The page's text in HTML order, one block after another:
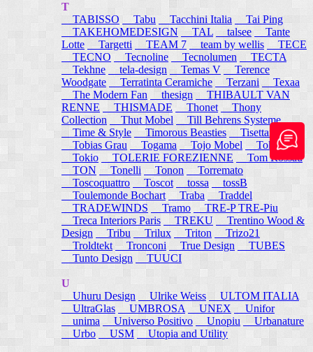
T
TABISSO
Tabu Tacchini Italia
Tai Ping
TAKEHOMEDESIGN
TAL talsee
Tante
Lotte
Targetti TEAM 7 team by wellis
TECE
TECNO
Tecnoline Tecnolumen
TECTA
Tekhne
tela-design Temas V
Terence
Woodgate
Terratinta Ceramiche Terzani
Texaa
The Modern Fan
thesign
THIBAULT VAN
RENNE
THISMADE Thonet
Thony
Collection
Thut Mobel
Till Behrens Systeme
Time & Style
Timorous Beasties
Tisettanta
Tobias Grau
Togama Tojo Mobel
Token
Tokio
TOLERIE FOREZIENNE
Tom Rossau
TON
Tonelli Tonon
Torremato
Toscoquattro
Toscot tossa
tossB
Toulemonde Bochart
Traba
Traddel
TRADEWINDS
Tramo
TRE-P TRE-Piu
Treca Interiors Paris
TREKU
Trentino Wood &
Design
Tribu Trilux Triton
Trizo21
Troldtekt Tronconi True Design
TUBES
Tunto Design
TUUCI
U
Uhuru Design
Ulrike Weiss
ULTOM ITALIA
UltraGlas
UMBROSA UNEX
Unifor
unima
Universo Positivo Unopiu
Urbanature
Urbo
USM Utopia and Utility